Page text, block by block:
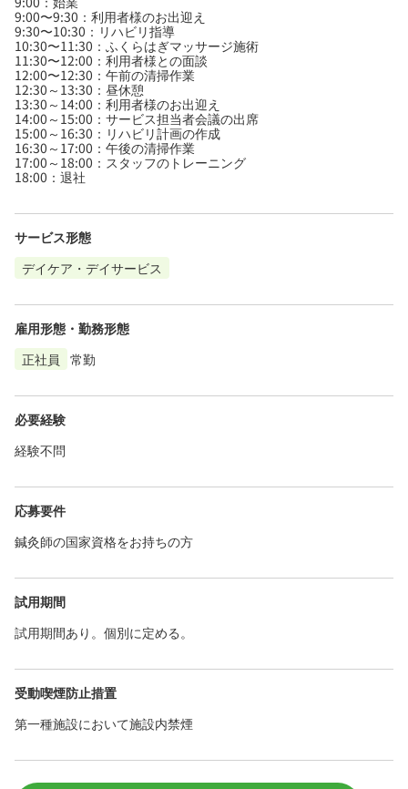
9:00〜9:30：利用者様のお出迎え
9:30〜10:30：リハビリ指導
10:30〜11:30：ふくらはぎマッサージ施術
11:30〜12:00：利用者様との面談
12:00〜12:30：午前の清掃作業
12:30～13:30：昼休憩
13:30～14:00：利用者様のお出迎え
14:00～15:00：サービス担当者会議の出席
15:00～16:30：リハビリ計画の作成
16:30～17:00：午後の清掃作業
17:00～18:00：スタッフのトレーニング
18:00：退社
サービス形態
デイケア・デイサービス
雇用形態・勤務形態
正社員
常勤
必要経験
経験不問
応募要件
鍼灸師の国家資格をお持ちの方
試用期間
試用期間あり。個別に定める。
受動喫煙防止措置
第一種施設において施設内禁煙